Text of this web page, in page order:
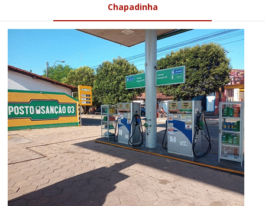
Chapadinha